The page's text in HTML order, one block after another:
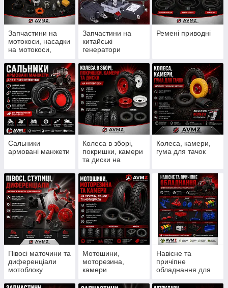
Запчастини на
мотокоси, насадки
на мотокоси,
Запчастини на
китайські
генератори
Ремені приводні
Сальники
армовані манжети
Колеса в зборі,
покришки, камери
та диски на
Колеса, камери,
гума для тачок
Півосі маточини та
диференціали
мотоблоку
Мотошини,
моторезина,
камери
Навісне та
причіпне
обладнання для